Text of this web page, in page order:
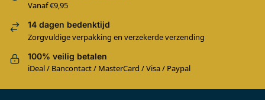
Vanaf €9,95
14 dagen bedenktijd
Zorgvuldige verpakking en verzekerde verzending
100% veilig betalen
iDeal / Bancontact / MasterCard / Visa / Paypal